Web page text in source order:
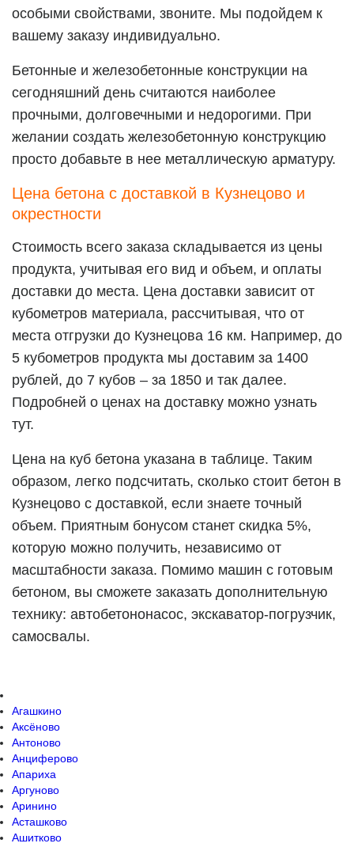
особыми свойствами, звоните. Мы подойдем к
вашему заказу индивидуально.
Бетонные и железобетонные конструкции на
сегодняшний день считаются наиболее
прочными, долговечными и недорогими. При
желании создать железобетонную конструкцию
просто добавьте в нее металлическую арматуру.
Цена бетона с доставкой в Кузнецово и
окрестности
Стоимость всего заказа складывается из цены
продукта, учитывая его вид и объем, и оплаты
доставки до места. Цена доставки зависит от
кубометров материала, рассчитывая, что от
места отгрузки до Кузнецова 16 км. Например, до
5 кубометров продукта мы доставим за 1400
рублей, до 7 кубов – за 1850 и так далее.
Подробней о ценах на доставку можно узнать
тут.
Цена на куб бетона указана в таблице. Таким
образом, легко подсчитать, сколько стоит бетон в
Кузнецово с доставкой, если знаете точный
объем. Приятным бонусом станет скидка 5%,
которую можно получить, независимо от
масштабности заказа. Помимо машин с готовым
бетоном, вы сможете заказать дополнительную
технику: автобетононасос, экскаватор-погрузчик,
самосвалы.
Агашкино
Аксёново
Антоново
Анциферово
Апариха
Аргуново
Аринино
Асташково
Ашитково